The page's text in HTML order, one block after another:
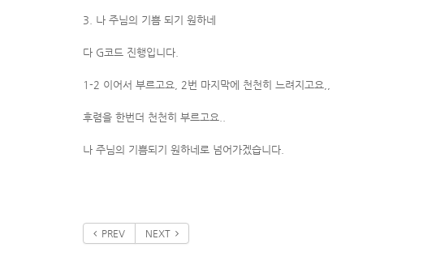
3. 나 주님의 기쁨 되기 원하네
다 G코드 진행입니다.
1-2 이어서 부르고요, 2번 마지막에 천천히 느려지고요,,
후렴을 한번더 천천히 부르고요..
나 주님의 기쁨되기 원하네로 넘어가겠습니다.
PREV NEXT